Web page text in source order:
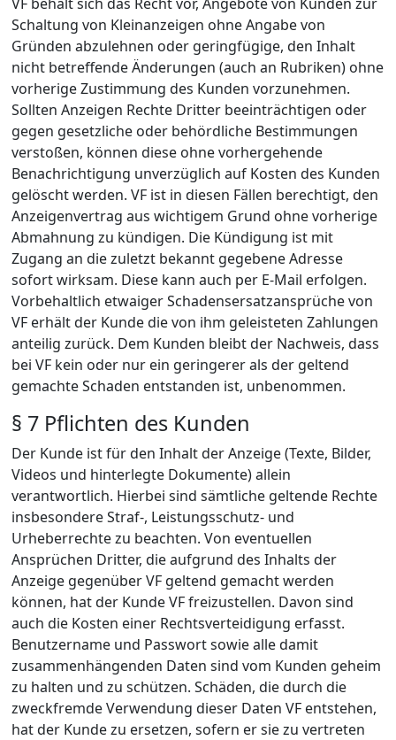
Schaltung von Kleinanzeigen ohne Angabe von
Gründen abzulehnen oder geringfügige, den Inhalt
nicht betreffende Änderungen (auch an Rubriken) ohne
vorherige Zustimmung des Kunden vorzunehmen.
Sollten Anzeigen Rechte Dritter beeinträchtigen oder
gegen gesetzliche oder behördliche Bestimmungen
verstoßen, können diese ohne vorhergehende
Benachrichtigung unverzüglich auf Kosten des Kunden
gelöscht werden. VF ist in diesen Fällen berechtigt, den
Anzeigenvertrag aus wichtigem Grund ohne vorherige
Abmahnung zu kündigen. Die Kündigung ist mit
Zugang an die zuletzt bekannt gegebene Adresse
sofort wirksam. Diese kann auch per E-Mail erfolgen.
Vorbehaltlich etwaiger Schadensersatzansprüche von
VF erhält der Kunde die von ihm geleisteten Zahlungen
anteilig zurück. Dem Kunden bleibt der Nachweis, dass
bei VF kein oder nur ein geringerer als der geltend
gemachte Schaden entstanden ist, unbenommen.
§ 7 Pflichten des Kunden
Der Kunde ist für den Inhalt der Anzeige (Texte, Bilder,
Videos und hinterlegte Dokumente) allein
verantwortlich. Hierbei sind sämtliche geltende Rechte
insbesondere Straf-, Leistungsschutz- und
Urheberrechte zu beachten. Von eventuellen
Ansprüchen Dritter, die aufgrund des Inhalts der
Anzeige gegenüber VF geltend gemacht werden
können, hat der Kunde VF freizustellen. Davon sind
auch die Kosten einer Rechtsverteidigung erfasst.
Benutzername und Passwort sowie alle damit
zusammenhängenden Daten sind vom Kunden geheim
zu halten und zu schützen. Schäden, die durch die
zweckfremde Verwendung dieser Daten VF entstehen,
hat der Kunde zu ersetzen, sofern er sie zu vertreten